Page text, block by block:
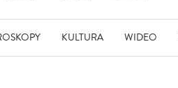
KULTURA WIDEO